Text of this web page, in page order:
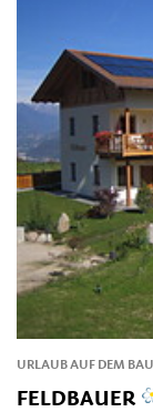
URLAUB AUF DEM
FELDBAUER